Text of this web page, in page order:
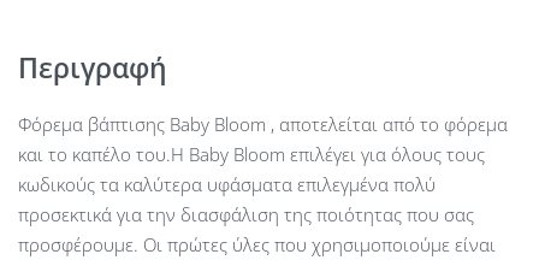
Περιγραφή
Φόρεμα βάπτισης Baby Bloom , αποτελείται από το φόρεμα
και το καπέλο του.Η Baby Bloom επιλέγει για όλους τους
κωδικούς τα καλύτερα υφάσματα επιλεγμένα πολύ
προσεκτικά για την διασφάλιση της ποιότητας που σας
προσφέρουμε. Οι πρώτες ύλες που χρησιμοποιούμε είναι